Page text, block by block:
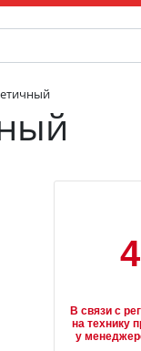
В связи с
на технику